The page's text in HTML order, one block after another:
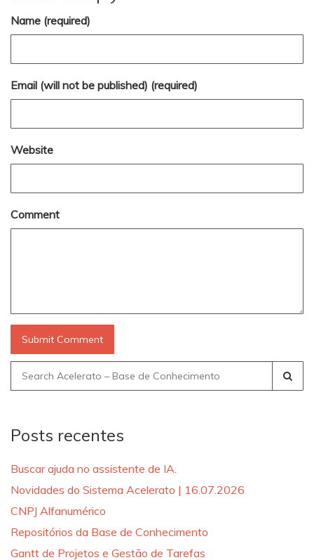
Name (required)
Email (will not be published) (required)
Website
Comment
Search
for:
Posts recentes
Buscar ajuda no assistente de IA.
Novidades do Sistema Acelerato | 16.07.2026
CNPJ Alfanumérico
Repositórios da Base de Conhecimento
Gantt de Projetos e Gestão de Tarefas